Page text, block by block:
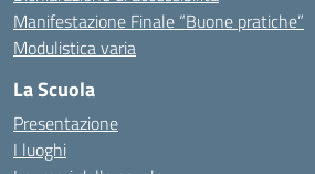
Manifestazione Finale “Buone pratiche”
Modulistica varia
La Scuola
Presentazione
I luoghi